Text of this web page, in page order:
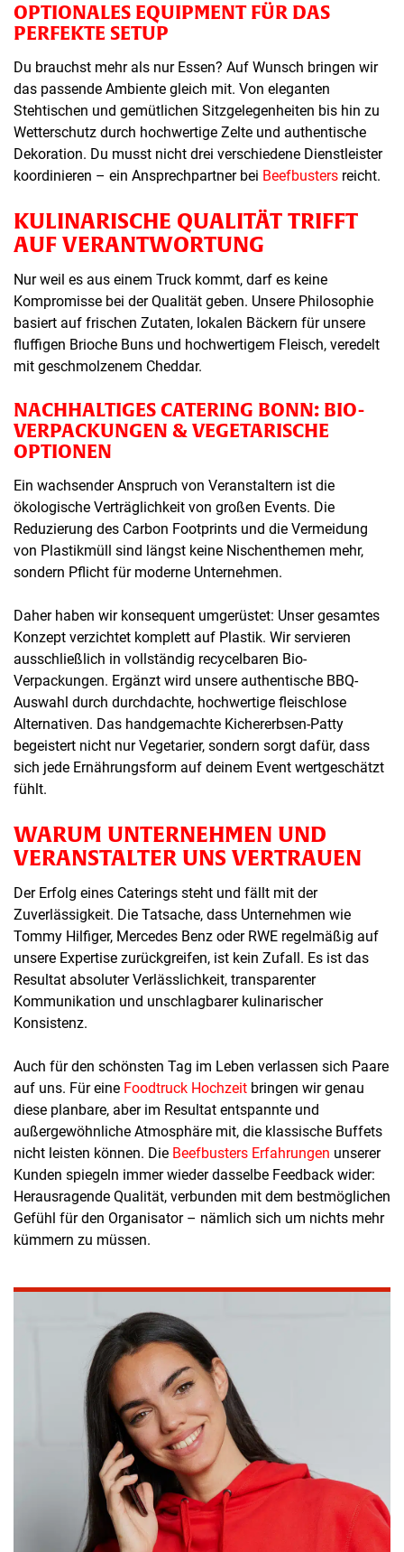
OPTIONALES EQUIPMENT FÜR DAS
PERFEKTE SETUP
Du brauchst mehr als nur Essen? Auf Wunsch bringen wir
das passende Ambiente gleich mit. Von eleganten
Stehtischen und gemütlichen Sitzgelegenheiten bis hin zu
Wetterschutz durch hochwertige Zelte und authentische
Dekoration. Du musst nicht drei verschiedene Dienstleister
koordinieren – ein Ansprechpartner bei Beefbusters reicht.
KULINARISCHE QUALITÄT TRIFFT
AUF VERANTWORTUNG
Nur weil es aus einem Truck kommt, darf es keine
Kompromisse bei der Qualität geben. Unsere Philosophie
basiert auf frischen Zutaten, lokalen Bäckern für unsere
fluffigen Brioche Buns und hochwertigem Fleisch, veredelt
mit geschmolzenem Cheddar.
NACHHALTIGES CATERING BONN: BIO-
VERPACKUNGEN & VEGETARISCHE
OPTIONEN
Ein wachsender Anspruch von Veranstaltern ist die
ökologische Verträglichkeit von großen Events. Die
Reduzierung des Carbon Footprints und die Vermeidung
von Plastikmüll sind längst keine Nischenthemen mehr,
sondern Pflicht für moderne Unternehmen.
Daher haben wir konsequent umgerüstet: Unser gesamtes
Konzept verzichtet komplett auf Plastik. Wir servieren
ausschließlich in vollständig recycelbaren Bio-
Verpackungen. Ergänzt wird unsere authentische BBQ-
Auswahl durch durchdachte, hochwertige fleischlose
Alternativen. Das handgemachte Kichererbsen-Patty
begeistert nicht nur Vegetarier, sondern sorgt dafür, dass
sich jede Ernährungsform auf deinem Event wertgeschätzt
fühlt.
WARUM UNTERNEHMEN UND
VERANSTALTER UNS VERTRAUEN
Der Erfolg eines Caterings steht und fällt mit der
Zuverlässigkeit. Die Tatsache, dass Unternehmen wie
Tommy Hilfiger, Mercedes Benz oder RWE regelmäßig auf
unsere Expertise zurückgreifen, ist kein Zufall. Es ist das
Resultat absoluter Verlässlichkeit, transparenter
Kommunikation und unschlagbarer kulinarischer
Konsistenz.
Auch für den schönsten Tag im Leben verlassen sich Paare
auf uns. Für eine Foodtruck Hochzeit bringen wir genau
diese planbare, aber im Resultat entspannte und
außergewöhnliche Atmosphäre mit, die klassische Buffets
nicht leisten können. Die Beefbusters Erfahrungen unserer
Kunden spiegeln immer wieder dasselbe Feedback wider:
Herausragende Qualität, verbunden mit dem bestmöglichen
Gefühl für den Organisator – nämlich sich um nichts mehr
kümmern zu müssen.